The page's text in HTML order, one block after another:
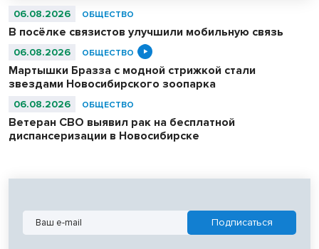
06.08.2026 ОБЩЕСТВО
В посёлке связистов улучшили мобильную связь
06.08.2026 ОБЩЕСТВО
Мартышки Бразза с модной стрижкой стали
звездами Новосибирского зоопарка
06.08.2026 ОБЩЕСТВО
Ветеран СВО выявил рак на бесплатной
диспансеризации в Новосибирске